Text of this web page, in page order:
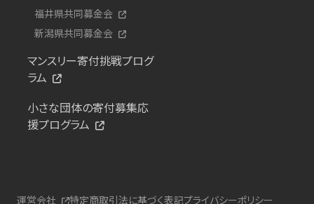
福井県共同募金会
新潟県共同募金会
マンスリー寄付挑戦プログ
ラム
小さな団体の寄付募集応
援プログラム
運営会社 特定商取引法に基づく表記プライバシーポリシー